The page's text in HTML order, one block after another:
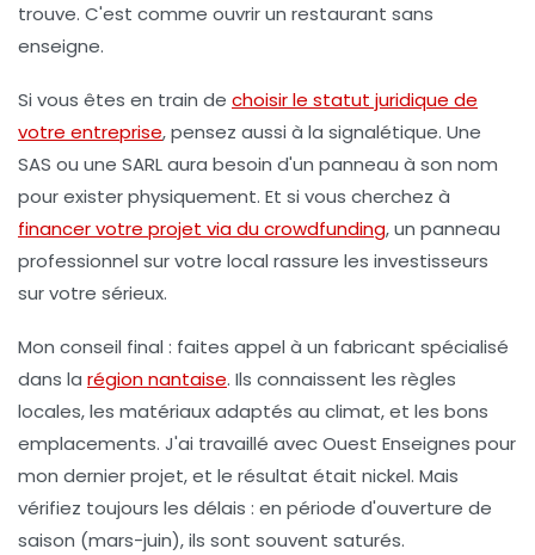
trouve. C'est comme ouvrir un restaurant sans
enseigne.
Si vous êtes en train de choisir le statut juridique de
votre entreprise, pensez aussi à la signalétique. Une
SAS ou une SARL aura besoin d'un panneau à son nom
pour exister physiquement. Et si vous cherchez à
financer votre projet via du crowdfunding, un panneau
professionnel sur votre local rassure les investisseurs
sur votre sérieux.
Mon conseil final : faites appel à un fabricant spécialisé
dans la région nantaise. Ils connaissent les règles
locales, les matériaux adaptés au climat, et les bons
emplacements. J'ai travaillé avec Ouest Enseignes pour
mon dernier projet, et le résultat était nickel. Mais
vérifiez toujours les délais : en période d'ouverture de
saison (mars-juin), ils sont souvent saturés.